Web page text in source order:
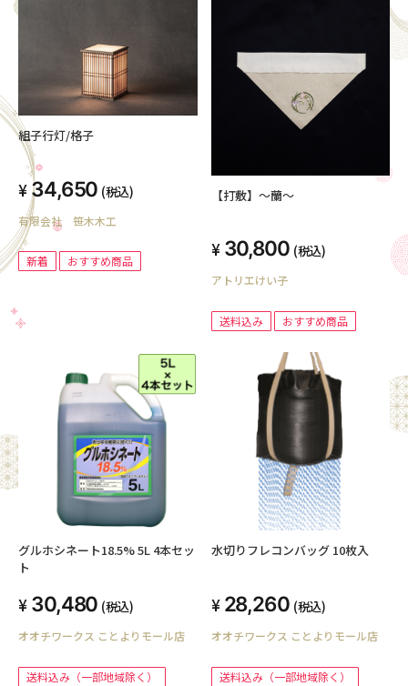
組子行灯/格子
34,650 (税込)
有限会社 笹木木工
新着 おすすめ商品
【打敷】～蘭～
30,800 (税込)
アトリエけい子
送料込み おすすめ商品
グルホシネート18.5% 5L 4本セッ
ト
30,480 (税込)
オオチワークス ことよりモール店
送料込み（一部地域除く）
水切りフレコンバッグ 10枚入
28,260 (税込)
オオチワークス ことよりモール店
送料込み（一部地域除く）